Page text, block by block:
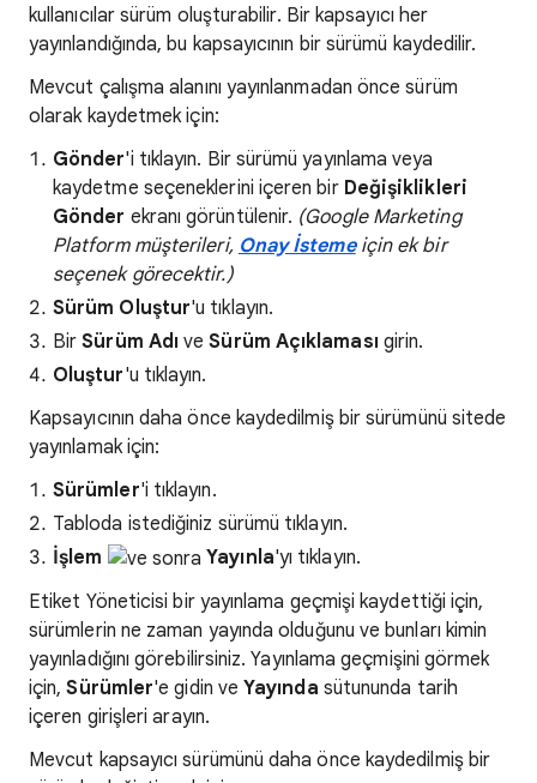
kullanıcılar sürüm oluşturabilir. Bir kapsayıcı her
yayınlandığında, bu kapsayıcının bir sürümü kaydedilir.
Mevcut çalışma alanını yayınlanmadan önce sürüm
olarak kaydetmek için:
Gönder'i tıklayın. Bir sürümü yayınlama veya
kaydetme seçeneklerini içeren bir Değişiklikleri
Gönder ekranı görüntülenir. (Google Marketing
Platform müşterileri, Onay İstemeiçin ek bir
seçenek görecektir.)
Sürüm Oluştur'u tıklayın.
BirSürüm Adı veSürüm Açıklaması girin.
Oluştur'u tıklayın.
Kapsayıcının daha önce kaydedilmiş bir sürümünü sitede
yayınlamak için:
Sürümler'i tıklayın.
Tabloda istediğiniz sürümü tıklayın.
İşlem
Yayınla'yı tıklayın.
Etiket Yöneticisi bir yayınlama geçmişi kaydettiği için,
sürümlerin ne zaman yayında olduğunu ve bunları kimin
yayınladığını görebilirsiniz. Yayınlama geçmişini görmek
için,Sürümler'e gidin veYayında sütununda tarih
içeren girişleri arayın.
Mevcut kapsayıcı sürümünü daha önce kaydedilmiş bir